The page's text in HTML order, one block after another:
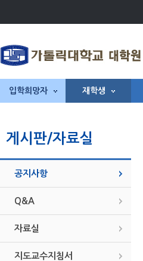
입학희망자 재학생
게시판/자료실
공지사항
Q&A
자료실
지도교수지침서